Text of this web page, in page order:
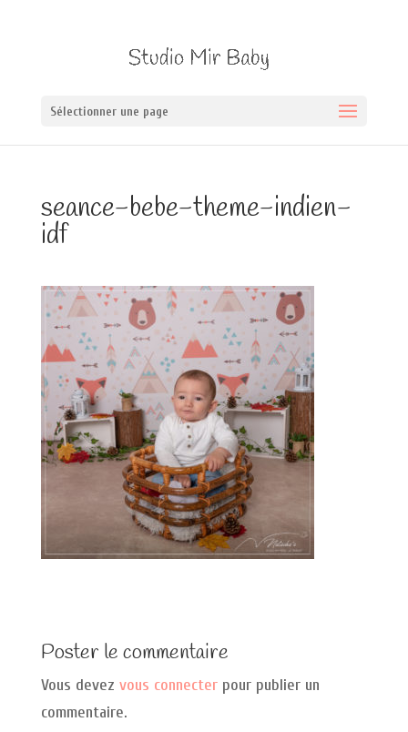
Sélectionner une page
seance-bebe-theme-indien-
idf
Poster le commentaire
Vous devez vous connecterpour publier un
commentaire.